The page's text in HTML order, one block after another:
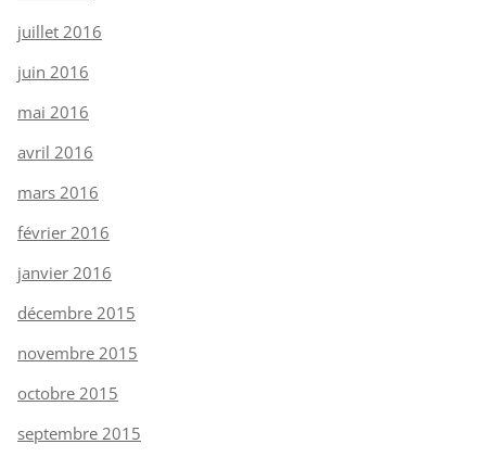
juillet 2016
juin 2016
mai 2016
avril 2016
mars 2016
février 2016
janvier 2016
décembre 2015
novembre 2015
octobre 2015
septembre 2015